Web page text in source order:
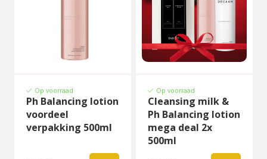
Op voorraad
Ph Balancing lotion
voordeel
verpakking 500ml
Op voorraad
Cleansing milk &
Ph Balancing lotion
mega deal 2x
500ml